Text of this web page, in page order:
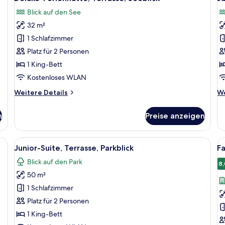
Fotos
für
Deluxe-
Ferienhütte,
Terrasse,
Seeblick
anzeigen
Blick auf den See
32 m²
1 Schlafzimmer
Platz für 2 Personen
1 King-Bett
Kostenloses WLAN
Weitere Details
Weitere
Ferienhütte,
Terrasse,
Seeblick
Preise anzeigen
einem großen Bett, einem Holztisch, einem Stuhl, einem Blumentopf und
Alle
Fotos
für
Junior-
Suite,
Terrasse,
Parkblick
Ein Hotelzimmer mit einem großen
1
Junior-Suite, Terrasse, Parkblick
Blick auf den Park
50 m²
1 Schlafzimmer
Platz für 2 Personen
1 King-Bett